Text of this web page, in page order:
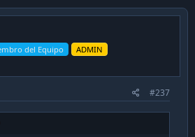
del Equipo ADMIN
#237